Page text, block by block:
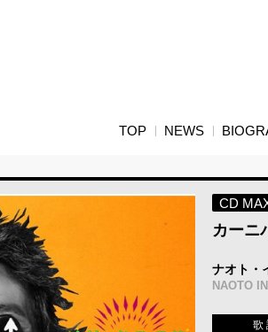
TOP NEWS
CD
カーニ
ナオト・
NAOTO
歌